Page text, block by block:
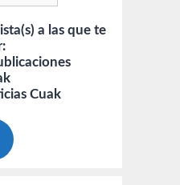
a las que te
Cuak